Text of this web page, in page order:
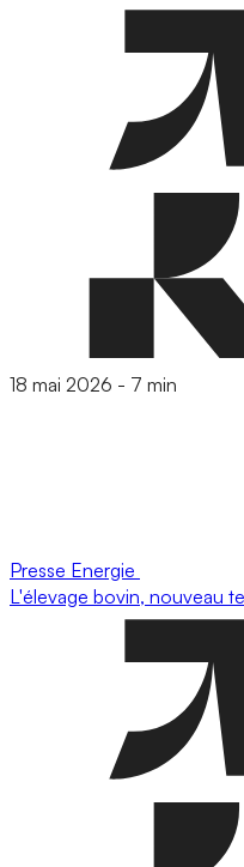
18 mai 2026 - 7 min
Presse Energie
L'élevage bovin, nouveau